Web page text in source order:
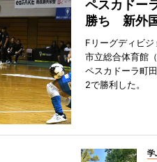
ペスカドー
勝ち 新外
Fリーグディビジ
市立総合体育館
ペスカドーラ町
2で勝利した。
学